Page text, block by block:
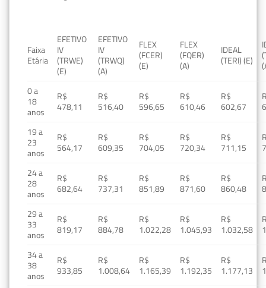
Faixa
Etária
EFETIVO
IV
(TRWE)
(E)
EFETIVO
IV
(TRWQ)
(A)
FLEX
(FCER)
(E)
FLEX
(FQER)
(A)
IDEAL
(TERI) (E)
0 a
18
anos
R$
478,11
R$
516,40
R$
596,65
R$
610,46
R$
602,67
19 a
23
anos
R$
564,17
R$
609,35
R$
704,05
R$
720,34
R$
711,15
24 a
28
anos
R$
682,64
R$
737,31
R$
851,89
R$
871,60
R$
860,48
29 a
33
anos
R$
819,17
R$
884,78
R$
1.022,28
R$
1.045,93
R$
1.032,58
34 a
38
anos
R$
933,85
R$
1.008,64
R$
1.165,39
R$
1.192,35
R$
1.177,13